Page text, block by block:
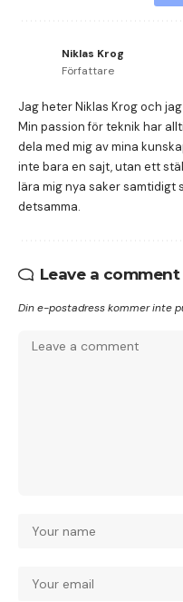
Niklas Krog
Författare
Jag heter Niklas Krog och
Min passion för teknik har
dela med mig av mina
inte bara en sajt, utan ett
lära mig nya saker samtidigt
detsamma.
Leave a comment
Din e-postadress kommer inte